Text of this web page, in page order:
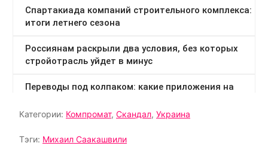
Категории: Компромат, Скандал, Украина
Тэги: Михаил Саакашвили